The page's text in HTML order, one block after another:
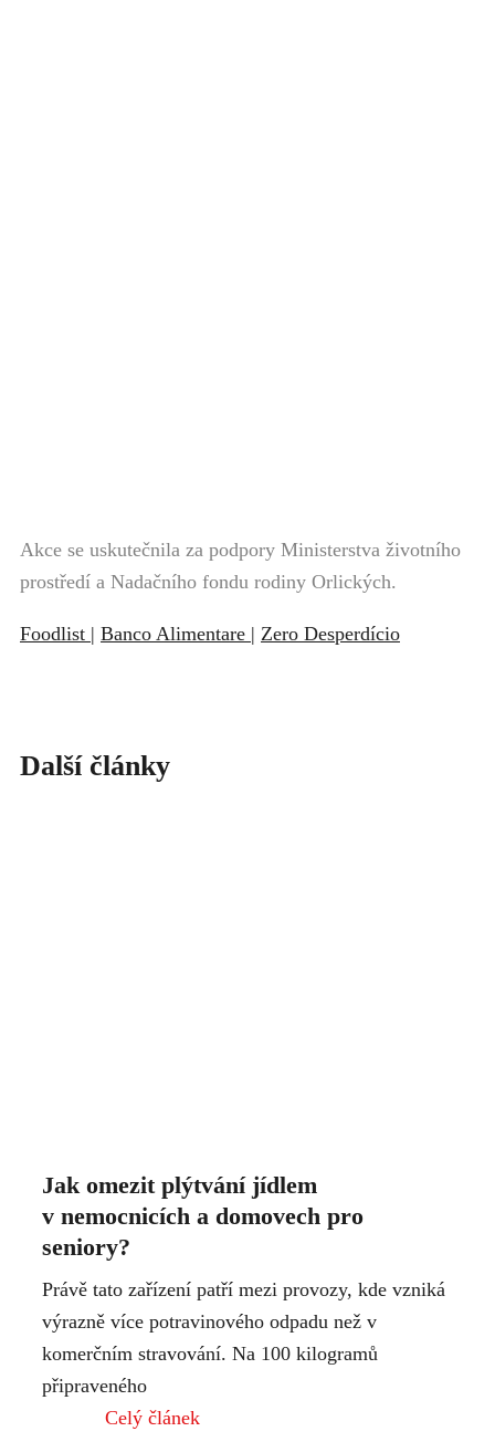
Akce se uskutečnila za podpory Ministerstva životního
prostředí a Nadačního fondu rodiny Orlických.
Foodlist | Banco Alimentare | Zero Desperdício
Další články
Jak omezit plýtvání jídlem
v nemocnicích a domovech pro
seniory?
Právě tato zařízení patří mezi provozy, kde vzniká
výrazně více potravinového odpadu než v
komerčním stravování. Na 100 kilogramů
připraveného
Celý článek